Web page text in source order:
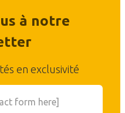
à notre
en exclusivité
form here]